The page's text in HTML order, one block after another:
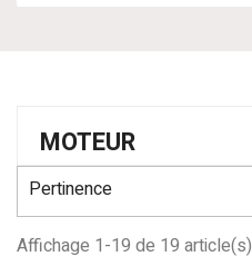
MOTEUR
Pertinence
Affichage 1-19 de 19 article(s)